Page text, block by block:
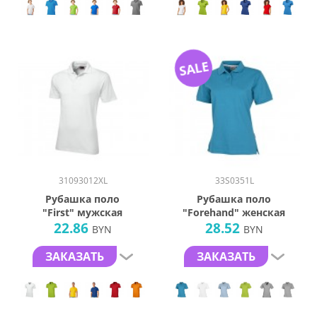
31093012XL
Рубашка поло
"First" мужская
22.86 BYN
ЗАКАЗАТЬ
33S0351L
Рубашка поло
"Forehand" женская
28.52 BYN
ЗАКАЗАТЬ
SALE